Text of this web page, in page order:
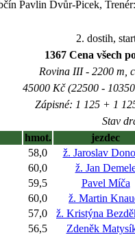
Pavlin Dvůr-Picek,
2. dostih,
1367 Cena všech
Rovina III - 2200 m,
45000 Kč (22500 -
Zápisné: 1 125 + 1
Stav
hmot. jezdec
58,0 ž. Jaroslav
60,0 ž. Jan
59,5 Pavel Míča
60,0 ž. Martin
57,0 ž. Kristýna
56,5 Zdeněk